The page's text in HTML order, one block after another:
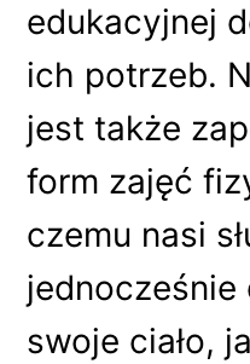
edukacyjnej
ich potrzeb.
jest także
form zajęć
czemu nasi
jednocześnie
swoje ciało,